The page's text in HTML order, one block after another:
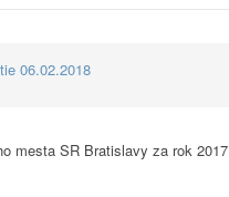
06.02.2018
mesta SR Bratislavy za rok 2017